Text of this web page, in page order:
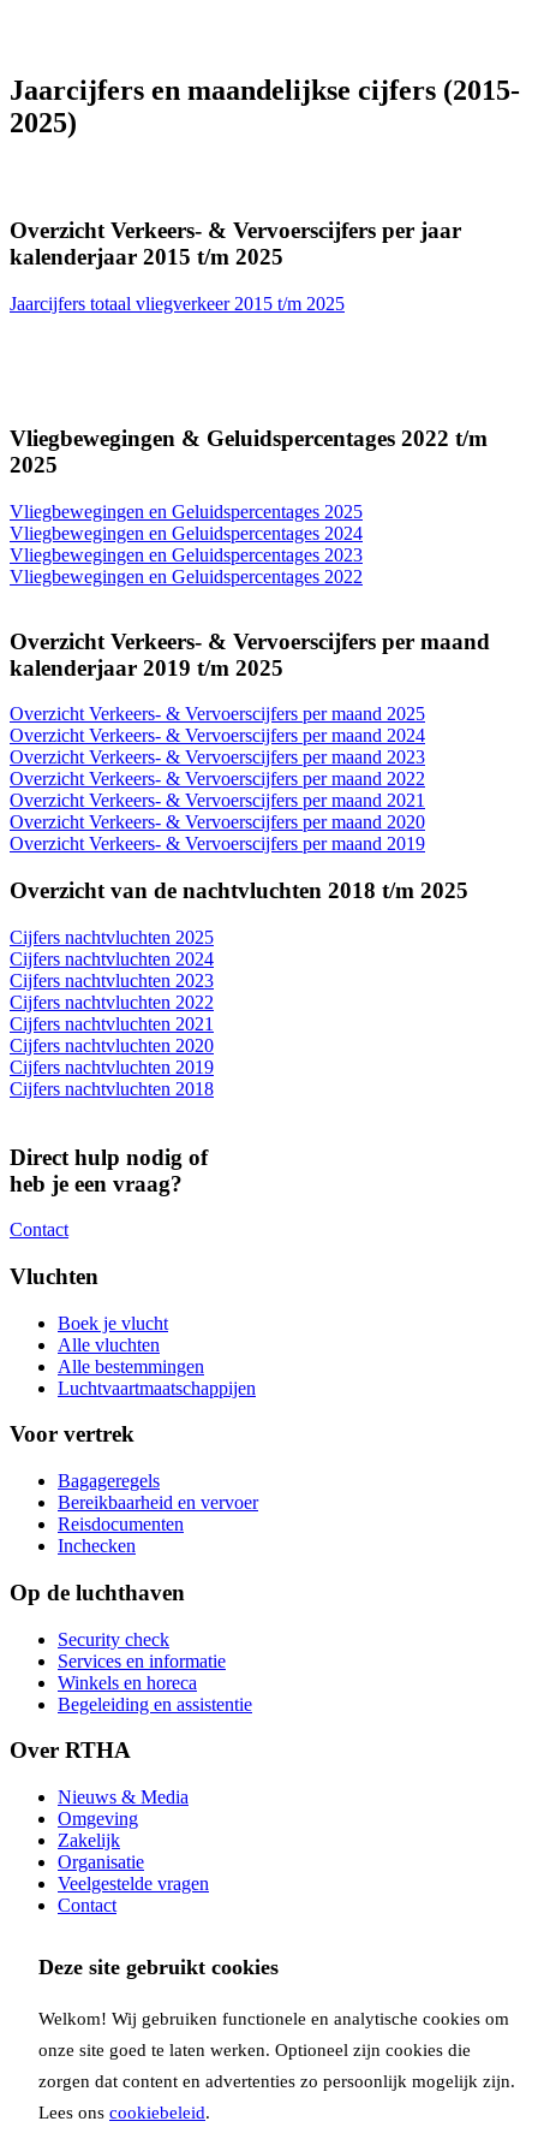
Deze site gebruikt cookies
Welkom! Wij gebruiken functionele en analytische cookies om
onze site goed te laten werken. Optioneel zijn cookies die
zorgen dat content en advertenties zo persoonlijk mogelijk zijn.
Lees ons cookiebeleid.
Jaarcijfers en maandelijkse cijfers (2015-
2025)
Overzicht Verkeers- & Vervoerscijfers per jaar
kalenderjaar 2015 t/m 2025
Jaarcijfers totaal vliegverkeer 2015 t/m 2025
Vliegbewegingen & Geluidspercentages 2022 t/m
2025
Vliegbewegingen en Geluidspercentages 2025
Vliegbewegingen en Geluidspercentages 2024
Vliegbewegingen en Geluidspercentages 2023
Vliegbewegingen en Geluidspercentages 2022
Overzicht Verkeers- & Vervoerscijfers per maand
kalenderjaar 2019 t/m 2025
Overzicht Verkeers- & Vervoerscijfers per maand 2025
Overzicht Verkeers- & Vervoerscijfers per maand 2024
Overzicht Verkeers- & Vervoerscijfers per maand 2023
Overzicht Verkeers- & Vervoerscijfers per maand 2022
Overzicht Verkeers- & Vervoerscijfers per maand 2021
Overzicht Verkeers- & Vervoerscijfers per maand 2020
Overzicht Verkeers- & Vervoerscijfers per maand 2019
Overzicht van de nachtvluchten 2018 t/m 2025
Cijfers nachtvluchten 2025
Cijfers nachtvluchten 2024
Cijfers nachtvluchten 2023
Cijfers nachtvluchten 2022
Cijfers nachtvluchten 2021
Cijfers nachtvluchten 2020
Cijfers nachtvluchten 2019
Cijfers nachtvluchten 2018
Direct hulp nodig of
heb je een vraag?
Contact
Vluchten
Boek je vlucht
Alle vluchten
Alle bestemmingen
Luchtvaartmaatschappijen
Voor vertrek
Bagageregels
Bereikbaarheid en vervoer
Reisdocumenten
Inchecken
Op de luchthaven
Security check
Services en informatie
Winkels en horeca
Begeleiding en assistentie
Over RTHA
Nieuws & Media
Omgeving
Zakelijk
Organisatie
Veelgestelde vragen
Contact
Copyright Rotterdam Airport B.V. 2026
Disclaimer Cookies
Voorwaarden
Volg ons via: